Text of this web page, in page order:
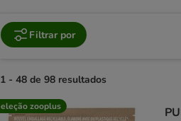
Filtrar por
1 - 48 de 98 resultados
product items have been changed
zooplus